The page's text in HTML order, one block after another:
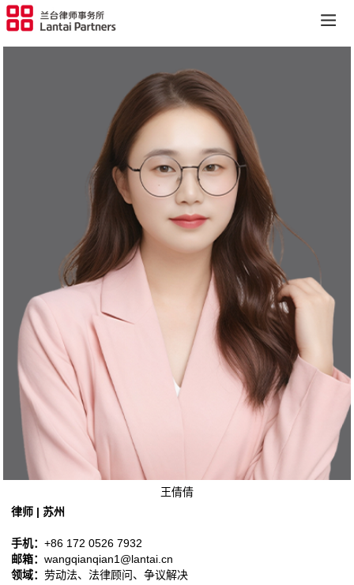
王倩倩
律师 | 苏州
手机：+86 172 0526 7932
邮箱：wangqianqian1@lantai.cn
领域：劳动法、法律顾问、争议解决